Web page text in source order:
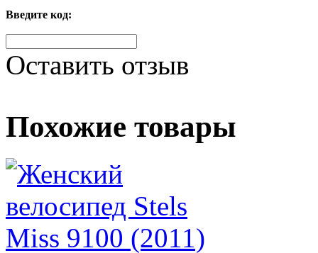
Введите код:
Оставить отзыв
Похожие товары